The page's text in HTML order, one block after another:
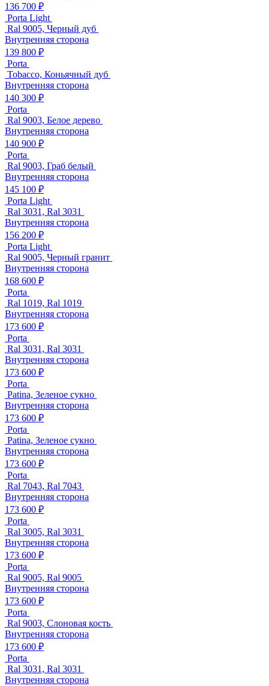
136 700 ₽
Porta Light
Ral 9005, Черный дуб
Внутренняя сторона
139 800 ₽
Porta
Tobacco, Коньячный дуб
Внутренняя сторона
140 300 ₽
Porta
Ral 9003, Белое дерево
Внутренняя сторона
140 900 ₽
Porta
Ral 9003, Граб белый
Внутренняя сторона
145 100 ₽
Porta Light
Ral 3031, Ral 3031
Внутренняя сторона
156 200 ₽
Porta Light
Ral 9005, Черный гранит
Внутренняя сторона
168 600 ₽
Porta
Ral 1019, Ral 1019
Внутренняя сторона
173 600 ₽
Porta
Ral 3031, Ral 3031
Внутренняя сторона
173 600 ₽
Porta
Patina, Зеленое сукно
Внутренняя сторона
173 600 ₽
Porta
Patina, Зеленое сукно
Внутренняя сторона
173 600 ₽
Porta
Ral 7043, Ral 7043
Внутренняя сторона
173 600 ₽
Porta
Ral 3005, Ral 3031
Внутренняя сторона
173 600 ₽
Porta
Ral 9005, Ral 9005
Внутренняя сторона
173 600 ₽
Porta
Ral 9003, Слоновая кость
Внутренняя сторона
173 600 ₽
Porta
Ral 3031, Ral 3031
Внутренняя сторона